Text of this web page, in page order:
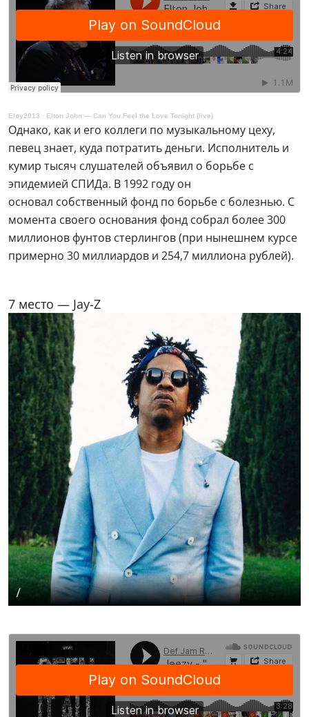
Eloy2013 · Elton John — Can You Feel the Love Tonight (live)
Однако, как и его коллеги по музыкальному цеху,
певец знает, куда потратить деньги. Исполнитель и
кумир тысяч слушателей объявил о борьбе с
эпидемией СПИДа. В 1992 году он
основал собственный фонд по борьбе с болезнью. С
момента своего основания фонд собрал более 300
миллионов фунтов стерлингов (при нынешнем курсе
примерно 30 миллиардов и 254,7 миллиона рублей).
7 место — Jay-Z
/